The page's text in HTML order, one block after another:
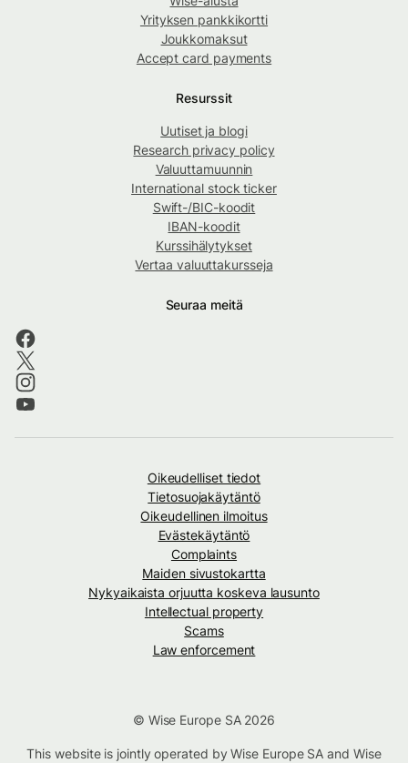
Yrityksen pankkikortti
Joukkomaksut
Accept card payments
Resurssit
Uutiset ja blogi
Research privacy policy
Valuuttamuunnin
International stock ticker
Swift-/BIC-koodit
IBAN-koodit
Kurssihälytykset
Vertaa valuuttakursseja
Seuraa meitä
Oikeudelliset tiedot
Tietosuojakäytäntö
Oikeudellinen ilmoitus
Evästekäytäntö
Complaints
Maiden sivustokartta
Nykyaikaista orjuutta koskeva lausunto
Intellectual property
Scams
Law enforcement
© Wise Europe SA 2026
This website is jointly operated by Wise Europe SA and Wise